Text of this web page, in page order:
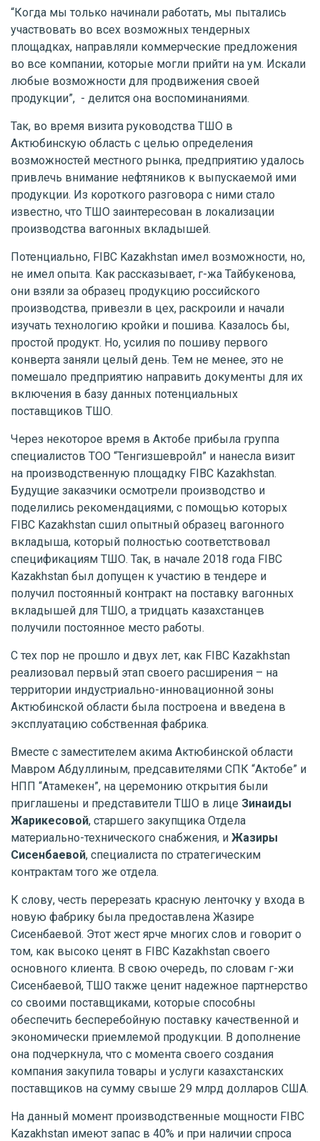
“Когда мы только начинали работать, мы пытались
участвовать во всех возможных тендерных
площадках, направляли коммерческие предложения
во все компании, которые могли прийти на ум. Искали
любые возможности для продвижения своей
продукции”, - делится она воспоминаниями.
Так, во время визита руководства ТШО в
Актюбинскую область с целью определения
возможностей местного рынка, предприятию удалось
привлечь внимание нефтяников к выпускаемой ими
продукции. Из короткого разговора с ними стало
известно, что ТШО заинтересован в локализации
производства вагонных вкладышей.
Потенциально, FIBC Kazakhstan имел возможности, но,
не имел опыта. Как рассказывает, г-жа Тайбукенова,
они взяли за образец продукцию российского
производства, привезли в цех, раскроили и начали
изучать технологию кройки и пошива. Казалось бы,
простой продукт. Но, усилия по пошиву первого
конверта заняли целый день. Тем не менее, это не
помешало предприятию направить документы для их
включения в базу данных потенциальных
поставщиков ТШО.
Через некоторое время в Актобе прибыла группа
специалистов ТОО “Тенгизшевройл” и нанесла визит
на производственную площадку FIBC Kazakhstan.
Будущие заказчики осмотрели производство и
поделились рекомендациями, с помощью которых
FIBC Kazakhstan сшил опытный образец вагонного
вкладыша, который полностью соответствовал
спецификациям ТШО. Так, в начале 2018 года FIBC
Kazakhstan был допущен к участию в тендере и
получил постоянный контракт на поставку вагонных
вкладышей для ТШО, а тридцать казахстанцев
получили постоянное место работы.
С тех пор не прошло и двух лет, как FIBC Kazakhstan
реализовал первый этап своего расширения – на
территории индустриально-инновационной зоны
Актюбинской области была построена и введена в
эксплуатацию собственная фабрика.
Вместе с заместителем акима Актюбинской области
Мавром Абдуллиным, предсавителями СПК “Актобе” и
НПП “Атамекен”, на церемонию открытия были
приглашены и представители ТШО в лице Зинаиды
Жарикесовой, старшего закупщика Отдела
материально-технического снабжения, и Жазиры
Сисенбаевой, специалиста по стратегическим
контрактам того же отдела.
К слову, честь перерезать красную ленточку у входа в
новую фабрику была предоставлена Жазире
Сисенбаевой. Этот жест ярче многих слов и говорит о
том, как высоко ценят в FIBC Kazakhstan своего
основного клиента. В свою очередь, по словам г-жи
Сисенбаевой, ТШО также ценит надежное партнерство
со своими поставщиками, которые способны
обеспечить бесперебойную поставку качественной и
экономически приемлемой продукции. В дополнение
она подчеркнула, что с момента своего создания
компания закупила товары и услуги казахстанских
поставщиков на сумму свыше 29 млрд долларов США.
На данный момент производственные мощности FIBC
Kazakhstan имеют запас в 40% и при наличии спроса